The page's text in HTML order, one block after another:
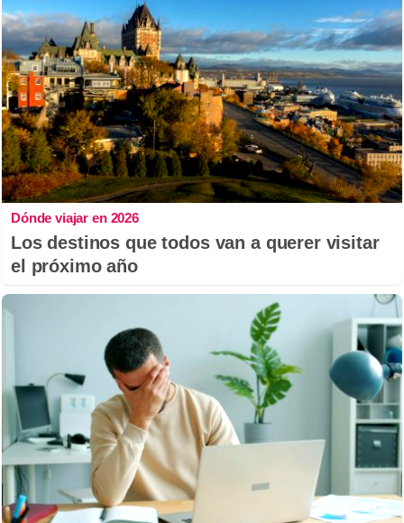
Dónde viajar en 2026
Los destinos que todos van a querer visitar
el próximo año